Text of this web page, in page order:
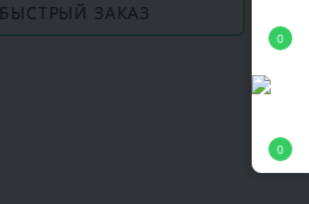
0
0
БЫСТРЫЙ ЗАКАЗ